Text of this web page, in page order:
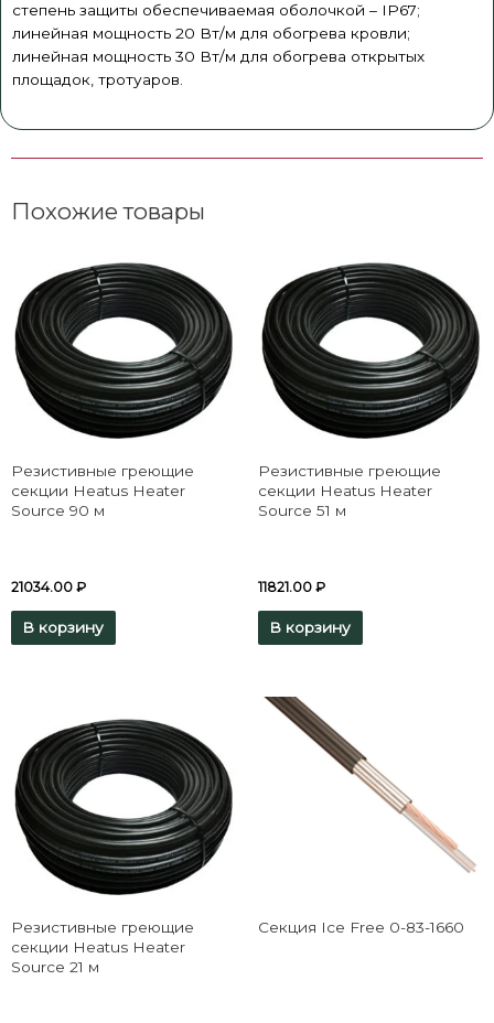
степень защиты обеспечиваемая оболочкой – IP67;
линейная мощность 20 Вт/м для обогрева кровли;
линейная мощность 30 Вт/м для обогрева открытых
площадок, тротуаров.
Похожие товары
Резистивные греющие
секции Heatus Heater
Source 90 м
21034.00 ₽
В корзину
Резистивные греющие
секции Heatus Heater
Source 51 м
11821.00 ₽
В корзину
Резистивные греющие
секции Heatus Heater
Source 21 м
Секция Ice Free 0-83-1660